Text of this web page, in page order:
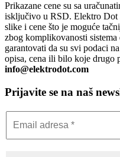
Prikazane cene su sa
isključivo u RSD. Elektro Dot
slike i cene što je moguće
zbog komplikovanosti
garantovati da su svi podaci
opisa, cena ili bilo koje drugo
info@elektrodot.com
Prijavite se na naš